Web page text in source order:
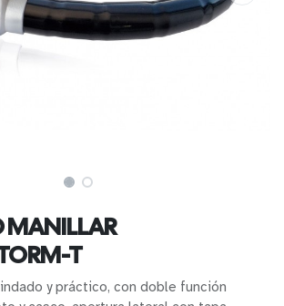
T
y práctico, con doble función